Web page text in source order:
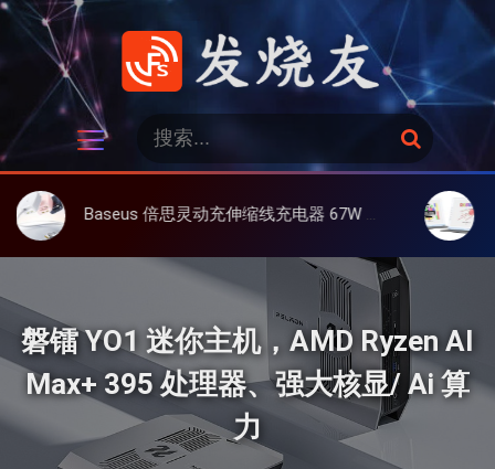
跳
发烧友
：
搜
索
Baseus 倍思灵动充伸缩线充电器 67W 3C，超耐用可伸缩线、氮化镓、3C多设备同时充 大上
磐镭 YO1 迷你主机，AMD Ryzen AI
Max+ 395 处理器、强大核显/ Ai 算
力